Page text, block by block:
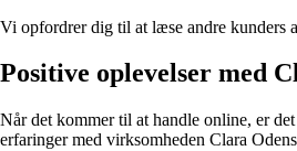
Vi opfordrer dig til at læse andre kunders
Positive oplevelser med
Når det kommer til at handle online, er
erfaringer med virksomheden Clara